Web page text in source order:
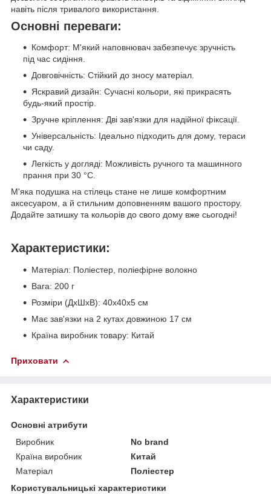
навіть після тривалого використання.
Основні переваги:
Комфорт: М'який наповнювач забезпечує зручність
під час сидіння.
Довговічність: Стійкий до зносу матеріал.
Яскравий дизайн: Сучасні кольори, які прикрасять
будь-який простір.
Зручне кріплення: Дві зав'язки для надійної фіксації.
Універсальність: Ідеально підходить для дому, тераси
чи саду.
Легкість у догляді: Можливість ручного та машинного
прання при 30 °C.
М'яка подушка на стілець стане не лише комфортним
аксесуаром, а й стильним доповненням вашого простору.
Додайте затишку та кольорів до свого дому вже сьогодні!
Характеристики:
Матеріал: Поліестер, поліефірне волокно
Вага: 200 г
Розміри (ДхШхВ): 40x40x5 см
Має зав'язки на 2 кутах довжиною 17 см
Країна виробник товару: Китай
Приховати
Характеристики
Основні атрибути
Виробник
No brand
Країна виробник
Китай
Матеріал
Поліестер
Користувальницькі характеристики